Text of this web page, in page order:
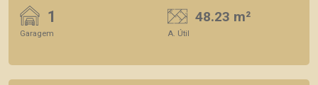
1
Garagem
48.23 m²
A. Útil